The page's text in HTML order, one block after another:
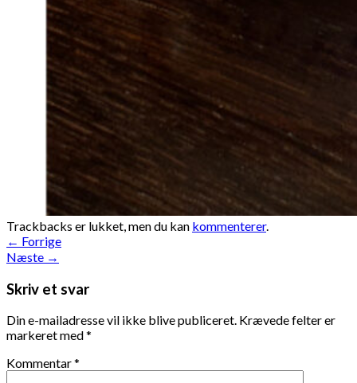
Trackbacks er lukket, men du kan kommenterer.
← Forrige
Næste →
Skriv et svar
Din e-mailadresse vil ikke blive publiceret. Krævede felter er
markeret med*
Kommentar*